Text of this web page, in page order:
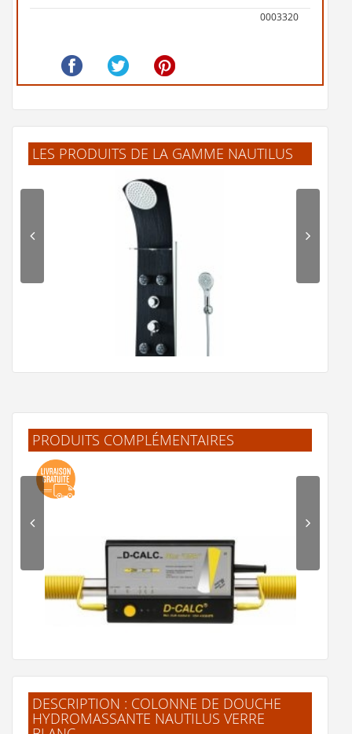
0003320
LES PRODUITS DE LA GAMME NAUTILUS
Colonne de douche Hydromassante NAUTILUS ardoise
Voir le produit
PRODUITS COMPLÉMENTAIRES
DESCRIPTION : COLONNE DE DOUCHE
HYDROMASSANTE NAUTILUS VERRE